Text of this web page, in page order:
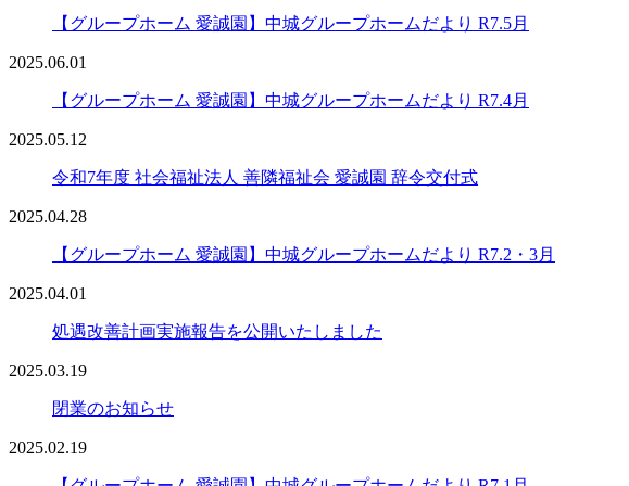
【グループホーム 愛誠園】中城グループホームだより R7.5月
2025.06.01
【グループホーム 愛誠園】中城グループホームだより R7.4月
2025.05.12
令和7年度 社会福祉法人 善隣福祉会 愛誠園 辞令交付式
2025.04.28
【グループホーム 愛誠園】中城グループホームだより R7.2・3月
2025.04.01
処遇改善計画実施報告を公開いたしました
2025.03.19
閉業のお知らせ
2025.02.19